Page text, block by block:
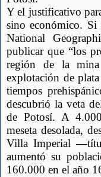
Y el justificativo
sino económico. Si
National
publicar que “los
región de la
explotación de
tiempos
descubrió la veta
de Potosí. A
meseta desolada,
Villa Imperial
aumentó su
160.000 en el año